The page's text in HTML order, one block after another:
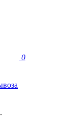
0